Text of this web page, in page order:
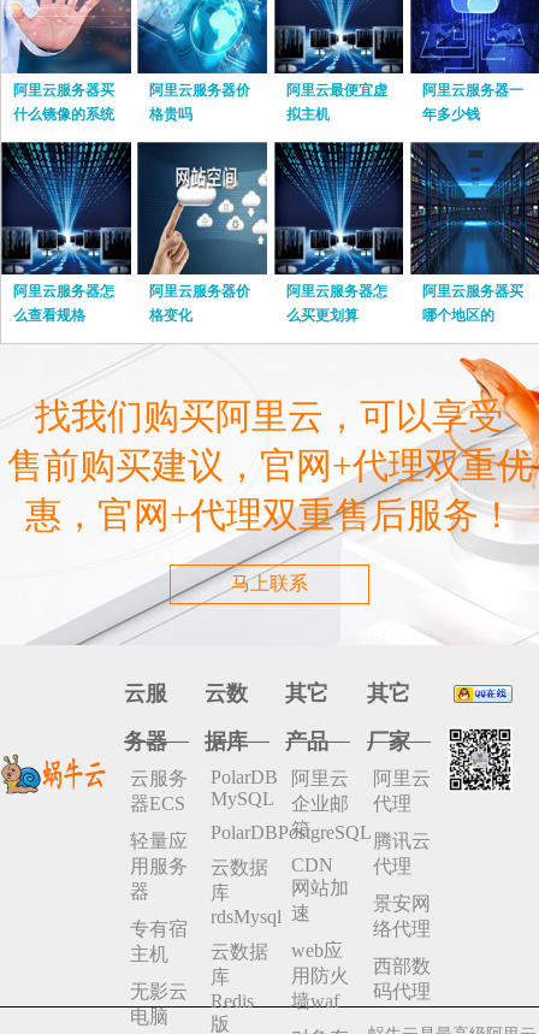
阿里云服务器买
什么镜像的系统
阿里云服务器价
格贵吗
阿里云最便宜虚
拟主机
阿里云服务器一
年多少钱
阿里云服务器怎
么查看规格
阿里云服务器价
格变化
阿里云服务器怎
么买更划算
阿里云服务器买
哪个地区的
找我们购买阿里云，可以享受
售前购买建议，官网+代理双重优
惠，官网+代理双重售后服务！
马上联系
云服
务器
云服务
器ECS
轻量应
用服务
器
专有宿
主机
无影云
电脑
云数
据库
PolarDB
MySQL
PolarDBPostgreSQL
云数据
库
rdsMysql
云数据
库
Redis
版
其它
产品
阿里云
企业邮
箱
CDN
网站加
速
web应
用防火
墙waf
其它
厂家
阿里云
代理
腾讯云
代理
景安网
络代理
西部数
码代理